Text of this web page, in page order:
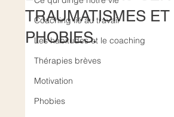
Coaching lié au travail
Les habitudes et le coaching
Thérapies brèves
Motivation
Phobies
TRAUMATISMES ET
PHOBIES.